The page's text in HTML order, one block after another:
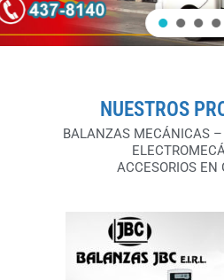
NUESTROS
BALANZAS MECÁNICAS
ACCESORIOS EN